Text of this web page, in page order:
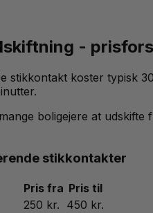
-
stikkontakt koster typisk
boligejere at
stikkontakter
Pris fra Pris til
250 kr. 450 kr.